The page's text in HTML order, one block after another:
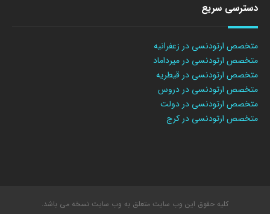
دسترسی سریع
متخصص ارتودنسی در زعفرانیه
متخصص ارتودنسی در میرداماد
متخصص ارتودنسی در قیطریه
متخصص ارتودنسی در دروس
متخصص ارتودنسی در دولت
متخصص ارتودنسی در کرج
کلیه حقوق این وب سایت متعلق به وب سایت نسخه می باشد.